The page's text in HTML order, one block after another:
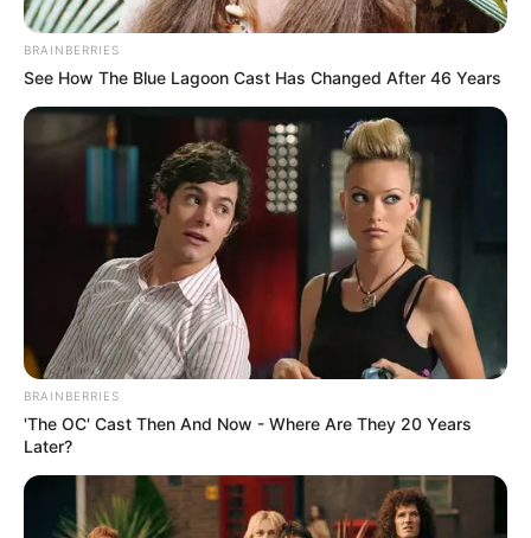
BRAINBERRIES
See How The Blue Lagoon Cast Has Changed After 46 Years
BRAINBERRIES
'The OC' Cast Then And Now - Where Are They 20 Years
Later?